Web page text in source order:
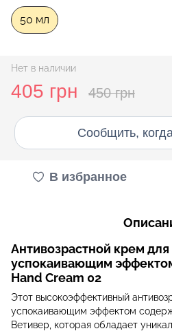
50 мл
Нет в наличии
405 грн 450 грн
Сообщить,
В избранное
Антивозрастной крем для
успокаивающим
Hand Cream 02
Этот высокоэффективный
успокаивающим эффектом
Ветивер, которая обладает